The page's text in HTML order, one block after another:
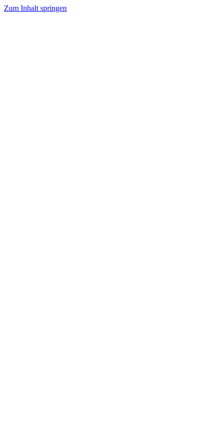
Zum Inhalt springen